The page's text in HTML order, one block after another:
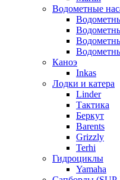
Водометные
Каноэ
Inkas
Лодки и катера
Linder
Тактика
Беркут
Barents
Grizzly
Terhi
Гидроциклы
Yamaha